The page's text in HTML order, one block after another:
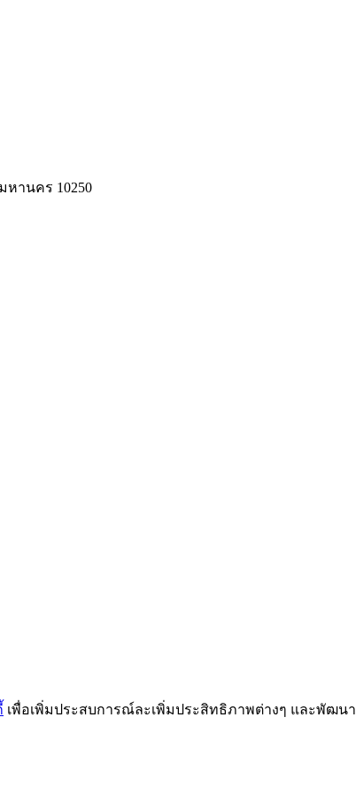
หานคร 10250
เพื่อเพิ่มประสบการณ์ละเพิ่มประสิทธิภาพต่างๆ และพัฒน